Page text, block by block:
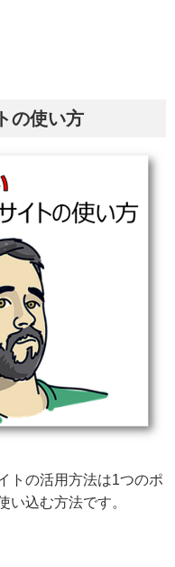
の使い方
トの活用方法は1つのポ
い込む方法です。